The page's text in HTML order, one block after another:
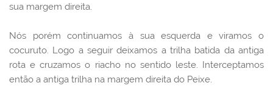
sua margem direita.
Nós porém continuamos à sua esquerda e viramos o
cocuruto. Logo a seguir deixamos a trilha batida da antiga
rota e cruzamos o riacho no sentido leste. Interceptamos
então a antiga trilha na margem direita do Peixe.